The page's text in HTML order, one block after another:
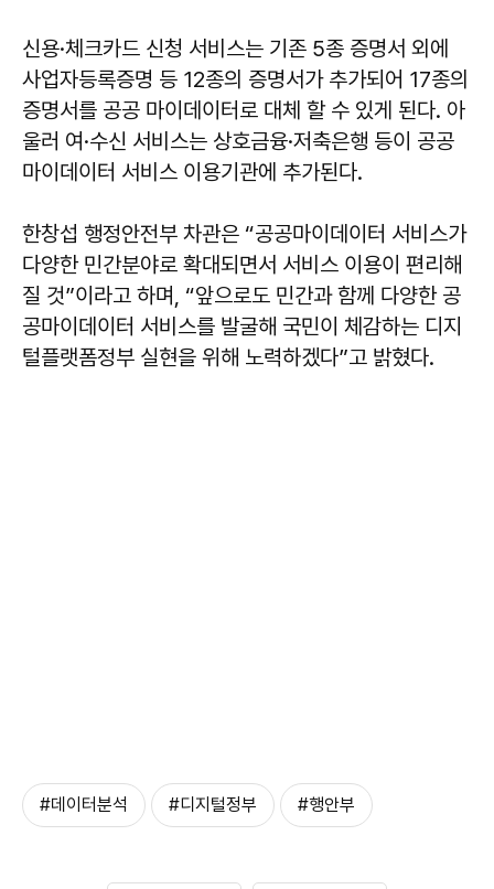
신용·체크카드 신청 서비스는 기존 5종 증명서 외에
사업자등록증명 등 12종의 증명서가 추가되어 17종의
증명서를 공공 마이데이터로 대체 할 수 있게 된다. 아
울러 여·수신 서비스는 상호금융·저축은행 등이 공공
마이데이터 서비스 이용기관에 추가된다.
한창섭 행정안전부 차관은 “공공마이데이터 서비스가
다양한 민간분야로 확대되면서 서비스 이용이 편리해
질 것”이라고 하며, “앞으로도 민간과 함께 다양한 공
공마이데이터 서비스를 발굴해 국민이 체감하는 디지
털플랫폼정부 실현을 위해 노력하겠다”고 밝혔다.
#데이터분석 #디지털정부 #행안부